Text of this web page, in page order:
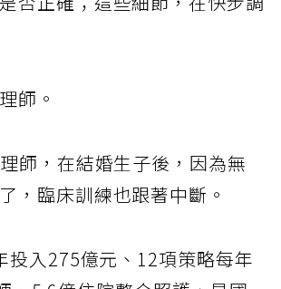
否正確；這些細節，在快步調
師。
師，在結婚生子後，因為無
，臨床訓練也跟著中斷。
入275億元、12項策略每年